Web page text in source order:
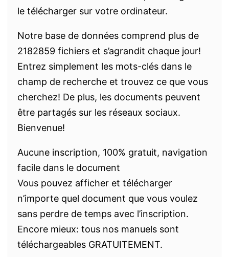
le télécharger sur votre ordinateur.
Notre base de données comprend plus de
2182859 fichiers et s’agrandit chaque jour!
Entrez simplement les mots-clés dans le
champ de recherche et trouvez ce que vous
cherchez! De plus, les documents peuvent
être partagés sur les réseaux sociaux.
Bienvenue!
Aucune inscription, 100% gratuit, navigation
facile dans le document
Vous pouvez afficher et télécharger
n’importe quel document que vous voulez
sans perdre de temps avec l’inscription.
Encore mieux: tous nos manuels sont
téléchargeables GRATUITEMENT.